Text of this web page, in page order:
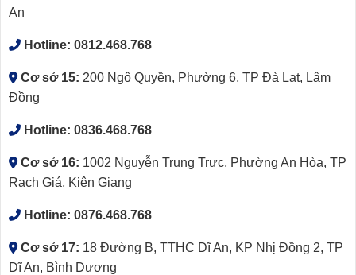
An
Hotline: 0812.468.768
Cơ sở 15: 200 Ngô Quyền, Phường 6, TP Đà Lạt, Lâm
Đồng
Hotline: 0836.468.768
Cơ sở 16: 1002 Nguyễn Trung Trực, Phường An Hòa, TP
Rạch Giá, Kiên Giang
Hotline: 0876.468.768
Cơ sở 17: 18 Đường B, TTHC Dĩ An, KP Nhị Đồng 2, TP
Dĩ An, Bình Dương